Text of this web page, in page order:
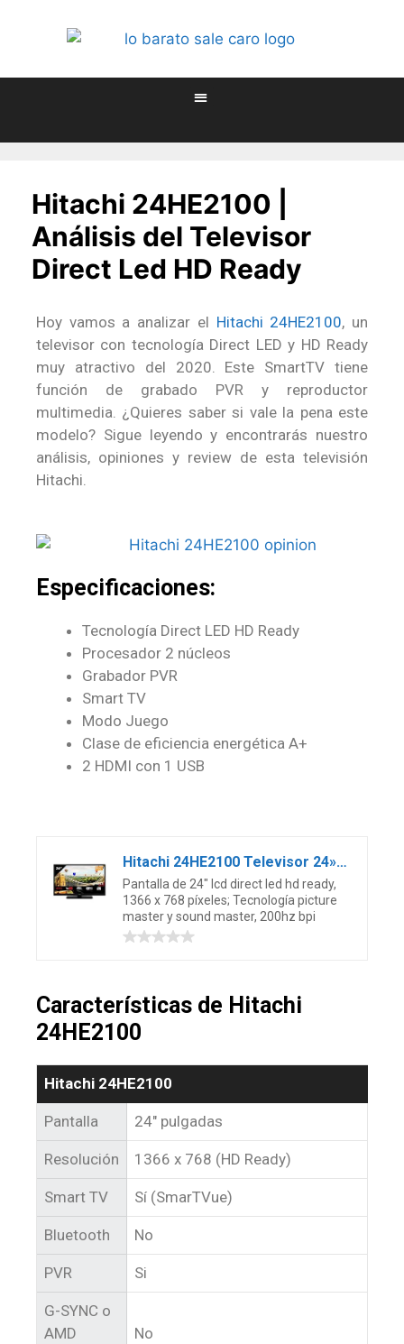
Hitachi 24HE2100 |
Análisis del Televisor
Direct Led HD Ready
Hoy vamos a analizar el Hitachi 24HE2100, un
televisor con tecnología Direct LED y HD Ready
muy atractivo del 2020. Este SmartTV tiene
función de grabado PVR y reproductor
multimedia. ¿Quieres saber si vale la pena este
modelo? Sigue leyendo y encontrarás nuestro
análisis, opiniones y review de esta televisión
Hitachi.
Especificaciones:
Tecnología Direct LED HD Ready
Procesador 2 núcleos
Grabador PVR
Smart TV
Modo Juego
Clase de eficiencia energética A+
2 HDMI con 1 USB
Hitachi 24HE2100 Televisor 24» LCD Direct Led HD Ready Smart TV 200Hz HDMI USB Grabador y Reproductor Multimedia
Pantalla de 24″ lcd direct led hd ready,
1366 x 768 píxeles; Tecnología picture
master y sound master, 200hz bpi
Características de Hitachi
24HE2100
Hitachi 24HE2100
Pantalla 24″ pulgadas
Resolución 1366 x 768 (HD Ready)
Smart TV Sí (SmarTVue)
Bluetooth No
PVR Si
G-SYNC o
AMD
No